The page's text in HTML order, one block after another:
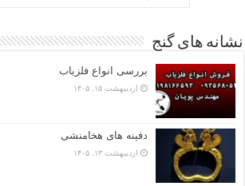
نشانه های گنج
بررسی انواع فلزیاب
اردیبهشت ۱۵, ۱۴۰۵
دفینه های هخامنشی
اردیبهشت ۱۳, ۱۴۰۵